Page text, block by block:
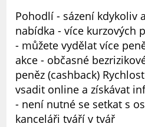
Pohodlí - sázení kdykoliv
nabídka - více kurzových
- můžete vydělat více
akce - občasné
peněz (cashback)
vsadit online a získávat
- není nutné se setkat s
kanceláři tváří v tvář